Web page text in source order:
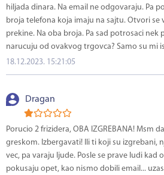
hiljada dinara. Na email ne odgovaraju. Pa
broja telefona koja imaju na sajtu. Otvori se
prekine. Na oba broja. Pa sad potrosaci nek
narucuju od ovakvog trgovca? Samo su mi
18.12.2023. 15:21:05
Dragan
Porucio 2 frizidera, OBA IZGREBANA! Msm
greskom. Izbergavati! Ili ti koji su izgrebani,
vec, pa varaju ljude. Posle se prave ludi kad
pokusaju opet, kao nismo dobili email...